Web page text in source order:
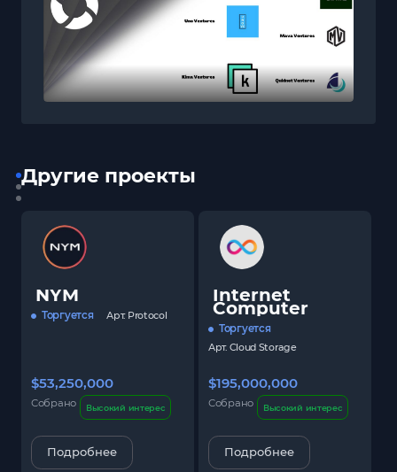
Другие проекты
NYM
Торгуется Арт. Protocol
$53,250,000
Собрано Высокий интерес
Подробнее
Internet
Computer
Торгуется
Арт. Cloud Storage
$195,000,000
Собрано Высокий интерес
Подробнее